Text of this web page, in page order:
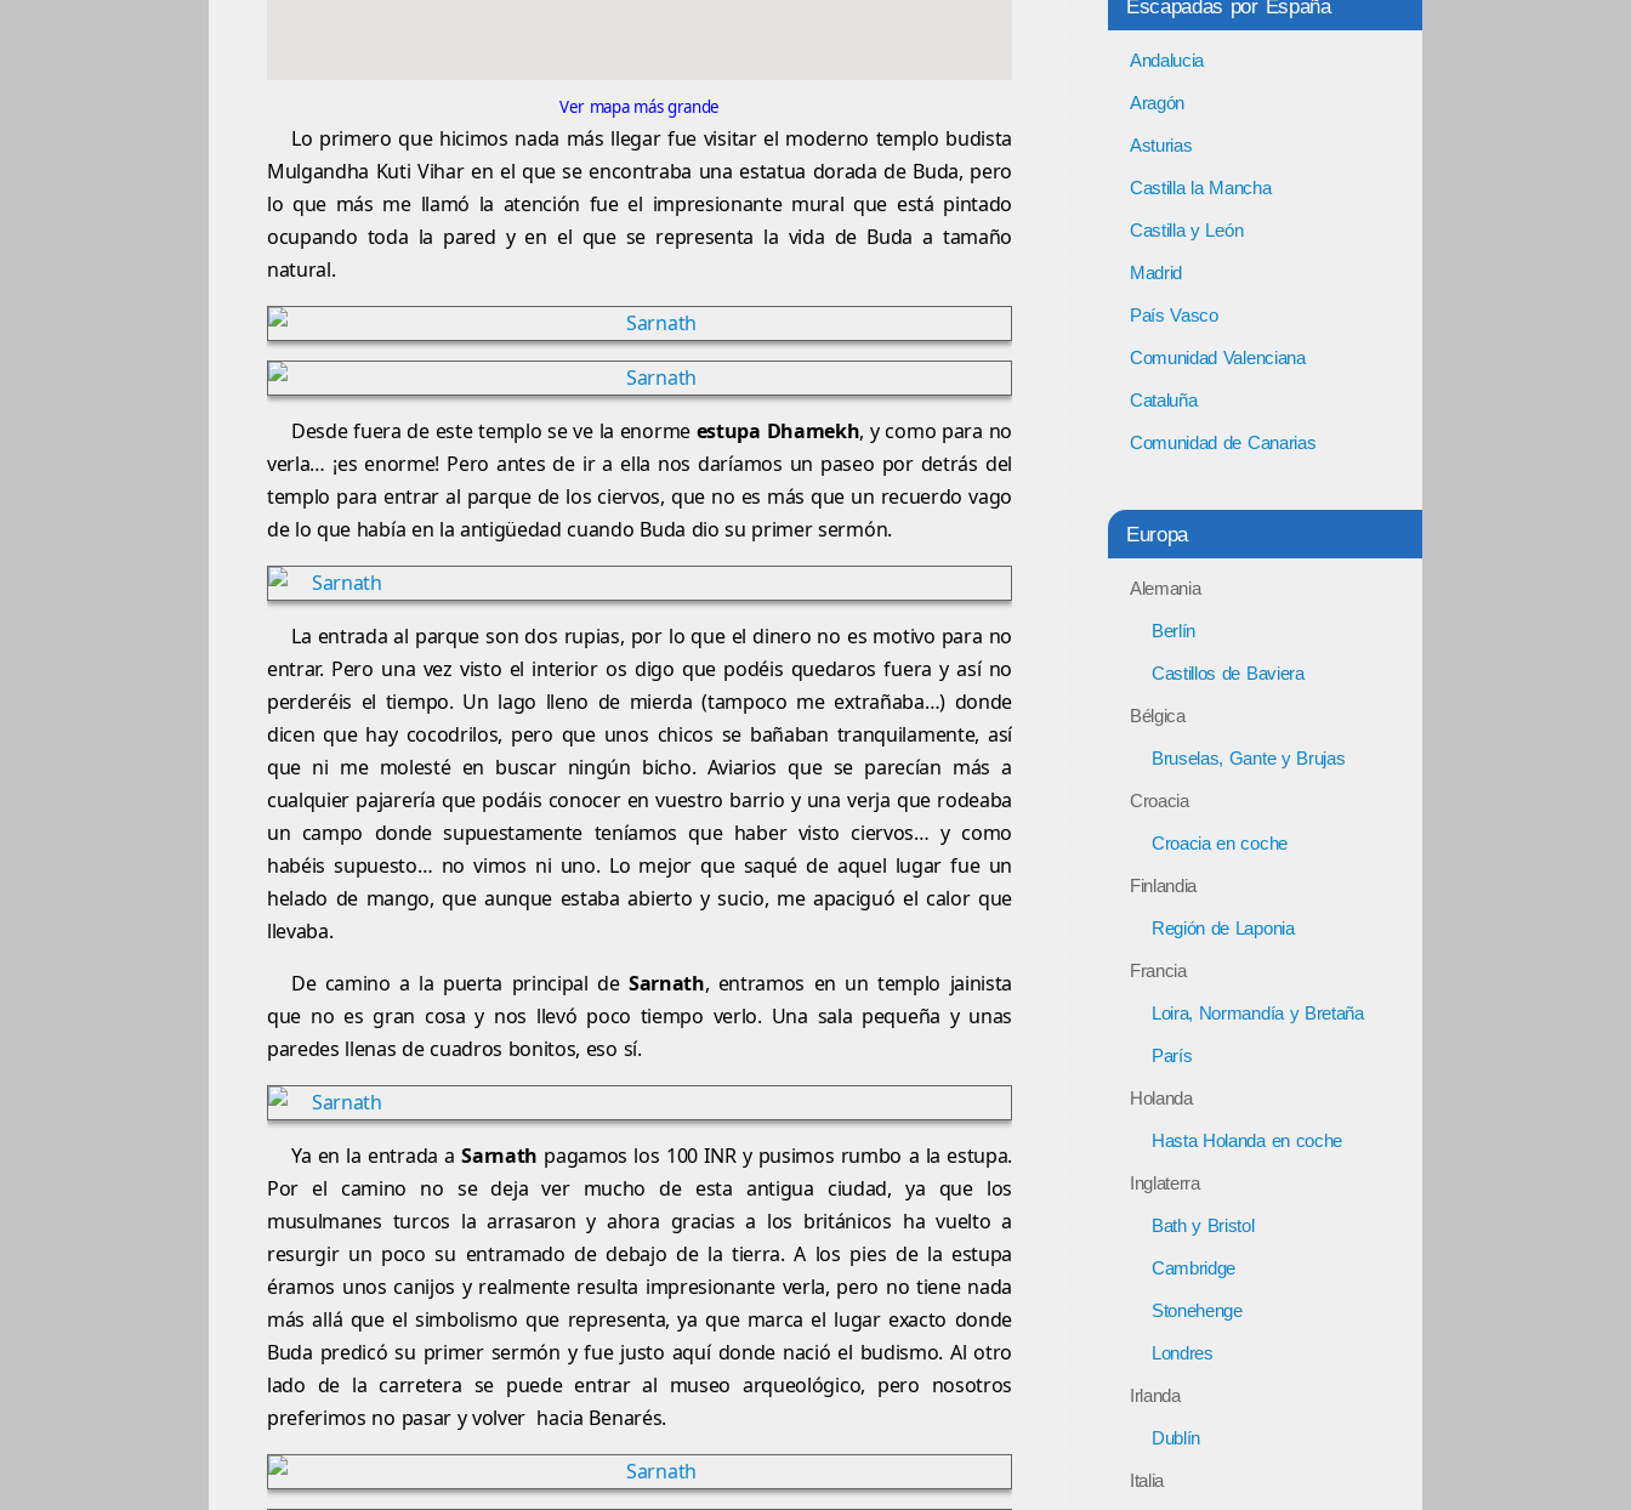
Ver mapa más grande
Lo primero que hicimos nada más llegar fue visitar el moderno templo budista
Mulgandha Kuti Vihar en el que se encontraba una estatua dorada de Buda, pero
lo que más me llamó la atención fue el impresionante mural que está pintado
ocupando toda la pared y en el que se representa la vida de Buda a tamaño
natural.
Desde fuera de este templo se ve la enorme estupa Dhamekh, y como para no
verla… ¡es enorme! Pero antes de ir a ella nos daríamos un paseo por detrás del
templo para entrar al parque de los ciervos, que no es más que un recuerdo vago
de lo que había en la antigüedad cuando Buda dio su primer sermón.
La entrada al parque son dos rupias, por lo que el dinero no es motivo para no
entrar. Pero una vez visto el interior os digo que podéis quedaros fuera y así no
perderéis el tiempo. Un lago lleno de mierda (tampoco me extrañaba…) donde
dicen que hay cocodrilos, pero que unos chicos se bañaban tranquilamente, así
que ni me molesté en buscar ningún bicho. Aviarios que se parecían más a
cualquier pajarería que podáis conocer en vuestro barrio y una verja que rodeaba
un campo donde supuestamente teníamos que haber visto ciervos… y como
habéis supuesto… no vimos ni uno. Lo mejor que saqué de aquel lugar fue un
helado de mango, que aunque estaba abierto y sucio, me apaciguó el calor que
llevaba.
De camino a la puerta principal deSarnath, entramos en un templo jainista
que no es gran cosa y nos llevó poco tiempo verlo. Una sala pequeña y unas
paredes llenas de cuadros bonitos, eso sí.
Ya en la entrada aSarnath pagamos los 100 INR y pusimos rumbo a la estupa.
Por el camino no se deja ver mucho de esta antigua ciudad, ya que los
musulmanes turcos la arrasaron y ahora gracias a los británicos ha vuelto a
resurgir un poco su entramado de debajo de la tierra. A los pies de la estupa
éramos unos canijos y realmente resulta impresionante verla, pero no tiene nada
más allá que el simbolismo que representa, ya que marca el lugar exacto donde
Buda predicó su primer sermón y fue justo aquí donde nació el budismo. Al otro
lado de la carretera se puede entrar al museo arqueológico, pero nosotros
preferimos no pasar y volver hacia Benarés.
Escapadas por España
Andalucia
Aragón
Asturias
Castilla la Mancha
Castilla y León
Madrid
País Vasco
Comunidad Valenciana
Cataluña
Comunidad de Canarias
Europa
Alemania
Berlín
Castillos de Baviera
Bélgica
Bruselas, Gante y Brujas
Croacia
Croacia en coche
Finlandia
Región de Laponia
Francia
Loira, Normandía y Bretaña
París
Holanda
Hasta Holanda en coche
Inglaterra
Bath y Bristol
Cambridge
Stonehenge
Londres
Irlanda
Dublín
Italia